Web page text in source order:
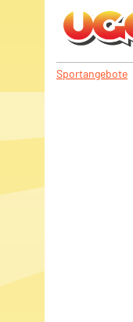
Sportangebote